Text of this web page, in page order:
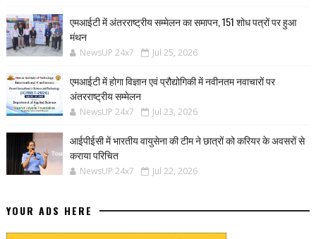
एमआईटी में अंतरराष्ट्रीय सम्मेलन का समापन, 151 शोध पत्रों पर हुआ
मंथन
NewsUP 24x7 Jul 25, 2026
एमआईटी में होगा विज्ञान एवं प्रौद्योगिकी में नवीनतम नवाचारों पर
अंतरराष्ट्रीय सम्मेलन
NewsUP 24x7 Jul 23, 2026
आईपीईसी में भारतीय वायुसेना की टीम ने छात्रों को करियर के अवसरों से
कराया परिचित
NewsUP 24x7 Jul 22, 2026
YOUR ADS HERE